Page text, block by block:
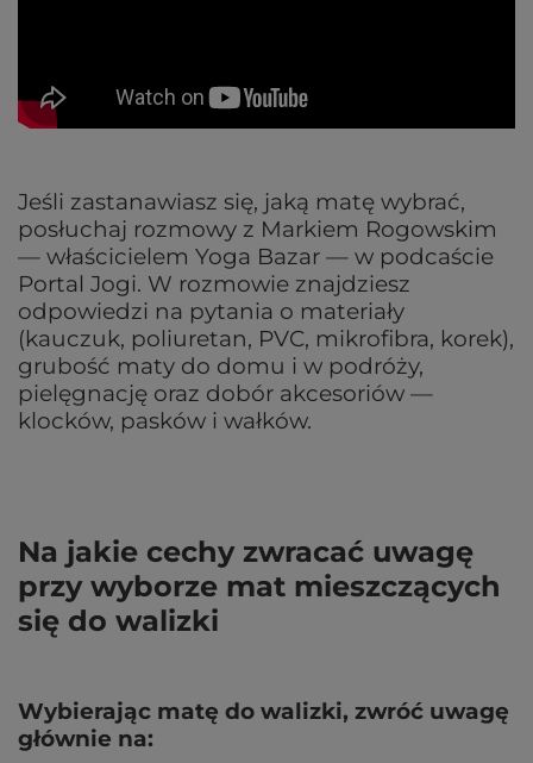
Jeśli zastanawiasz się, jaką matę wybrać,
posłuchaj rozmowy z Markiem Rogowskim
— właścicielem Yoga Bazar — w podcaście
Portal Jogi. W rozmowie znajdziesz
odpowiedzi na pytania o materiały
(kauczuk, poliuretan, PVC, mikrofibra, korek),
grubość maty do domu i w podróży,
pielęgnację oraz dobór akcesoriów —
klocków, pasków i wałków.
Na jakie cechy zwracać uwagę
przy wyborze mat mieszczących
się do walizki
Wybierając matę do walizki, zwróć uwagę
głównie na: